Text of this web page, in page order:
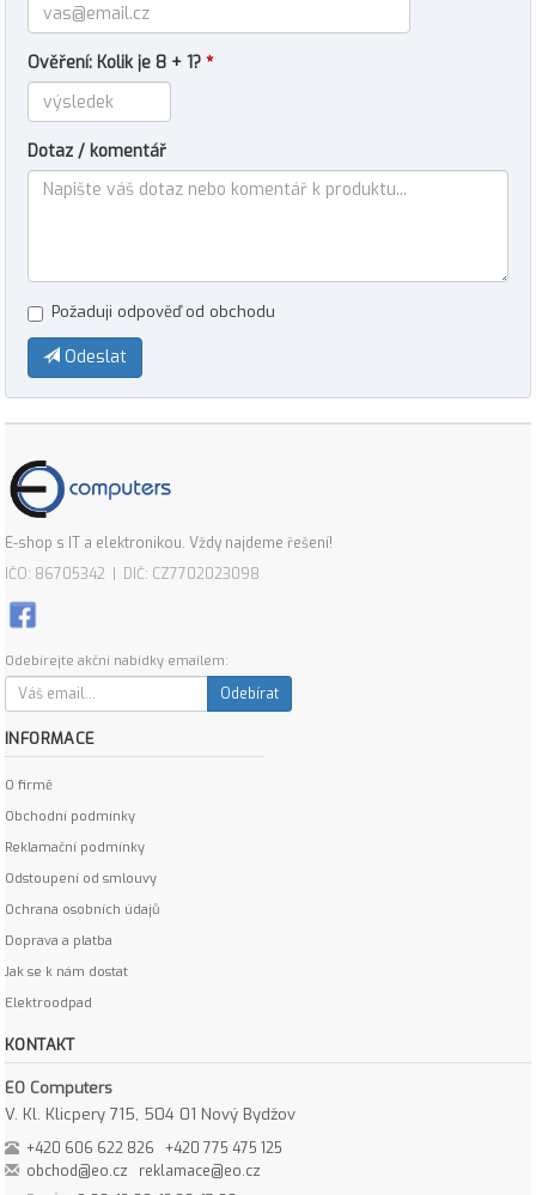
Ověření: Kolik je 8 + 1? *
Dotaz / komentář
Požaduji odpověď od obchodu
Odeslat
E-shop s IT a elektronikou. Vždy najdeme řešení!
IČO: 86705342 | DIČ: CZ7702023098
Odebírejte akční nabídky emailem:
Odebírat
INFORMACE
O firmě
Obchodní podmínky
Reklamační podmínky
Odstoupení od smlouvy
Ochrana osobních údajů
Doprava a platba
Jak se k nám dostat
Elektroodpad
KONTAKT
EO Computers
V. Kl. Klicpery 715, 504 01 Nový Bydžov
+420 606 622 826
+420 775 475 125
obchod@eo.cz
reklamace@eo.cz